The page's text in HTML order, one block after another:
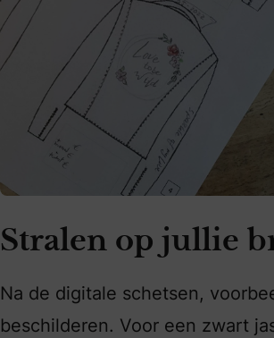
Stralen op jullie
Na de digitale schetsen,
beschilderen. Voor een zwart